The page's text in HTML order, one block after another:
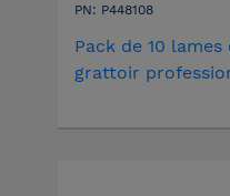
PN: P448108
Pack de 10
grattoir